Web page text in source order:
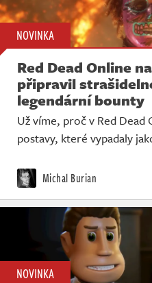
NOVINKA
Red Dead Online
připravil
legendární bounty
Už víme, proč v Red Dead
postavy, které vypadaly
Michal Burian
NOVINKA